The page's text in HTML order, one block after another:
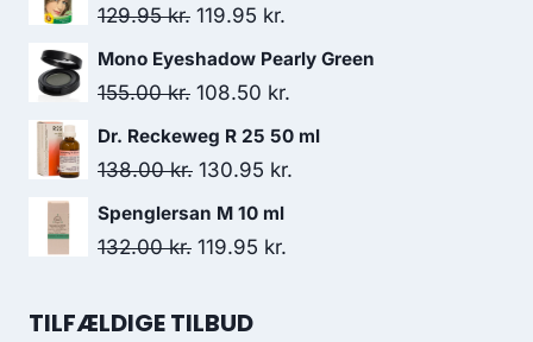
pris
47.50 kr..
pris
34.95 kr..
129.95kr. Den
oprindelige
pris
129.95 kr..
119.95 kr.
aktuelle
pris
Mono Eyeshadow Pearly Green
155.00kr. Den
oprindelige
pris
155.00 kr..
108.50 kr.
aktuelle
Dr. Reckeweg R 25 50 ml
138.00kr. Den
oprindelige
pris
138.00 kr..
130.95 kr.
Spenglersan M 10 ml
132.00kr. Den
pris
119.95 kr.
TILFÆLDIGE TILBUD